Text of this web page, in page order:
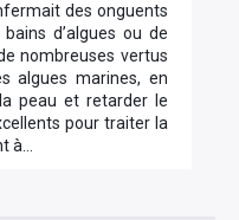
des onguents
d’algues ou de
nombreuses vertus
algues marines, en
peau et retarder le
pour traiter la
à…